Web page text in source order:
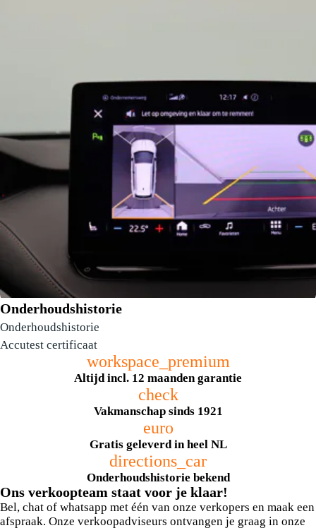
Onderhoudshistorie
Onderhoudshistorie
Accutest certificaat
workspace_premium
Altijd incl. 12 maanden garantie
check
Vakmanschap sinds 1921
euro
Gratis geleverd in heel NL
directions_car
Onderhoudshistorie bekend
Ons verkoopteam staat voor je klaar!
Bel, chat of whatsapp met één van onze verkopers en maak een
afspraak. Onze verkoopadviseurs ontvangen je graag in onze